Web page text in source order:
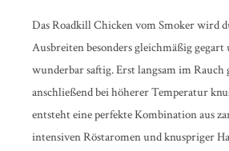
Das Roadkill Chicken vom Smoker wird
Ausbreiten besonders gleichmäßig gegart
wunderbar saftig. Erst langsam im Rauch
anschließend bei höherer Temperatur
entsteht eine perfekte Kombination aus
intensiven Röstaromen und knuspriger